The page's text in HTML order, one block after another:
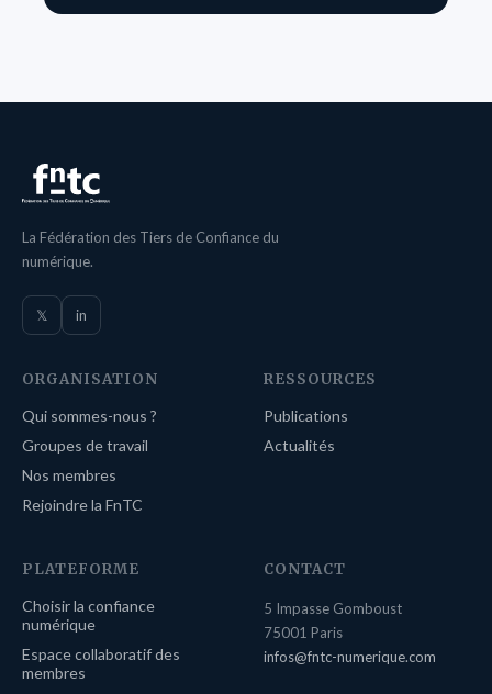
La Fédération des Tiers de Confiance du
numérique.
𝕏 in
ORGANISATION
Qui sommes-nous ?
Groupes de travail
Nos membres
Rejoindre la FnTC
RESSOURCES
Publications
Actualités
PLATEFORME
Choisir la confiance
numérique
Espace collaboratif des
membres
CONTACT
5 Impasse Gomboust
75001 Paris
infos@fntc-numerique.com